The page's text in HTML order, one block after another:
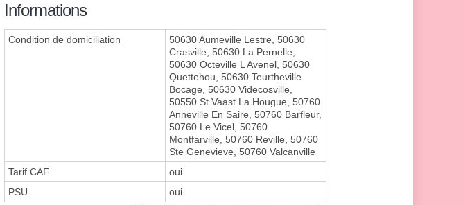
Informations
Condition de domiciliation
50630 Aumeville Lestre, 50630
Crasville, 50630 La Pernelle,
50630 Octeville L Avenel, 50630
Quettehou, 50630 Teurtheville
Bocage, 50630 Videcosville,
50550 St Vaast La Hougue, 50760
Anneville En Saire, 50760 Barfleur,
50760 Le Vicel, 50760
Montfarville, 50760 Reville, 50760
Ste Genevieve, 50760 Valcanville
Tarif CAF
oui
PSU
oui